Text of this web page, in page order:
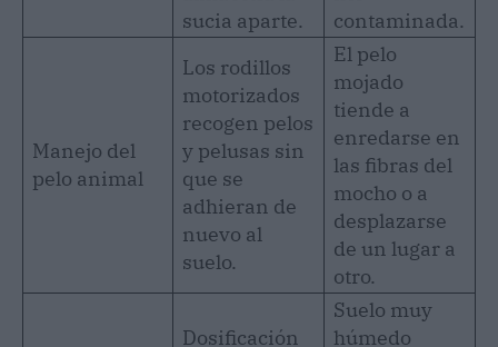
sucia aparte.
contaminada.
Manejo del
pelo animal
Los rodillos
motorizados
recogen pelos
y pelusas sin
que se
adhieran de
nuevo al
suelo.
El pelo
mojado
tiende a
enredarse en
las fibras del
mocho o a
desplazarse
de un lugar a
otro.
Dosificación
Suelo muy
húmedo